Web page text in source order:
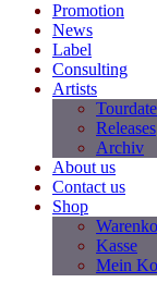
Promotion
News
Label
Consulting
Artists
Releases
Archiv
About us
Contact us
Shop
Kasse
Mein